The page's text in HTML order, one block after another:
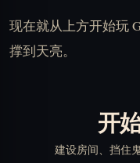
现在就从上方开始玩
撑到天亮。
开
建设房间、挡住